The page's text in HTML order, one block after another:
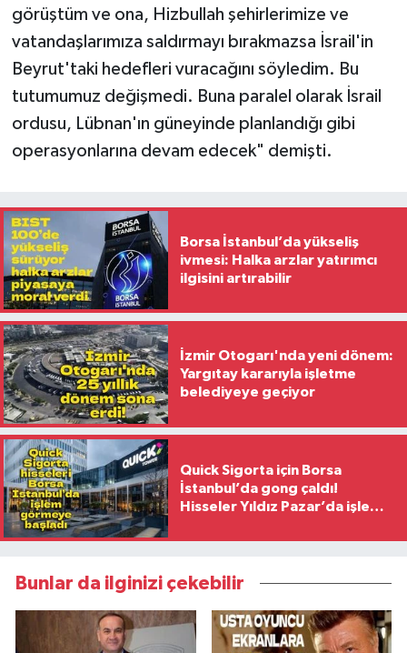
görüştüm ve ona, Hizbullah şehirlerimize ve
vatandaşlarımıza saldırmayı bırakmazsa İsrail'in
Beyrut'taki hedefleri vuracağını söyledim. Bu
tutumumuz değişmedi. Buna paralel olarak İsrail
ordusu, Lübnan'ın güneyinde planlandığı gibi
operasyonlarına devam edecek" demişti.
Borsa İstanbul’da yükseliş
ivmesi: Halka arzlar yatırımcı
ilgisini artırabilir
İzmir Otogarı'nda yeni dönem:
Yargıtay kararıyla işletme
belediyeye geçiyor
Quick Sigorta için Borsa
İstanbul’da gong çaldı!
Hisseler Yıldız Pazar’da işlem
Bunlar da ilginizi çekebilir